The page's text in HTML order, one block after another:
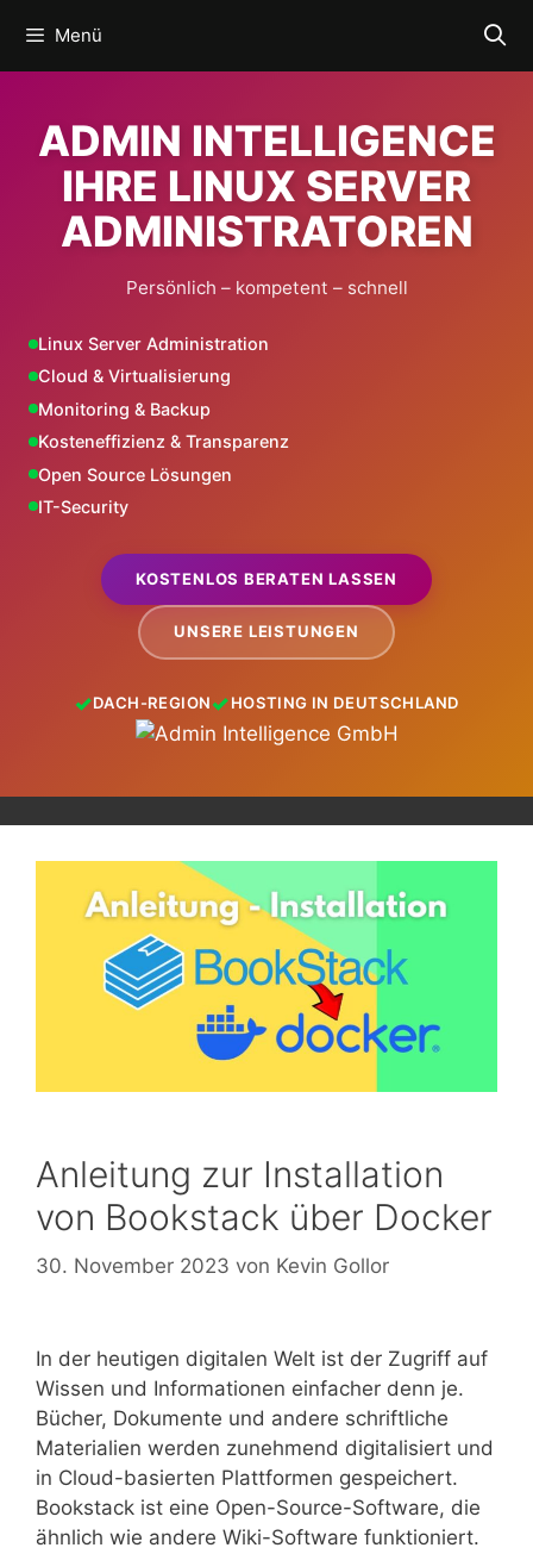
Inhalt
springen
Menü
ADMIN INTELLIGENCE
IHRE LINUX SERVER
ADMINISTRATOREN
Persönlich – kompetent – schnell
Linux Server Administration
Cloud & Virtualisierung
Monitoring & Backup
Kosteneffizienz & Transparenz
Open Source Lösungen
IT-Security
KOSTENLOS BERATEN LASSEN
UNSERE LEISTUNGEN
DACH-REGION HOSTING IN DEUTSCHLAND
Anleitung zur Installation
von Bookstack über Docker
30. November 2023 von Kevin Gollor
In der heutigen digitalen Welt ist der Zugriff auf
Wissen und Informationen einfacher denn je.
Bücher, Dokumente und andere schriftliche
Materialien werden zunehmend digitalisiert und
in Cloud-basierten Plattformen gespeichert.
Bookstack ist eine Open-Source-Software, die
ähnlich wie andere Wiki-Software funktioniert.